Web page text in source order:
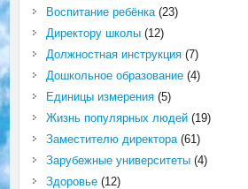
Воспитание ребёнка(23)
Директору школы(12)
Должностная инструкция(7)
Дошкольное образование(4)
Единицы измерения(5)
Жизнь популярных людей(19)
Заместителю директора(61)
Зарубежные университеты(4)
Здоровье(12)